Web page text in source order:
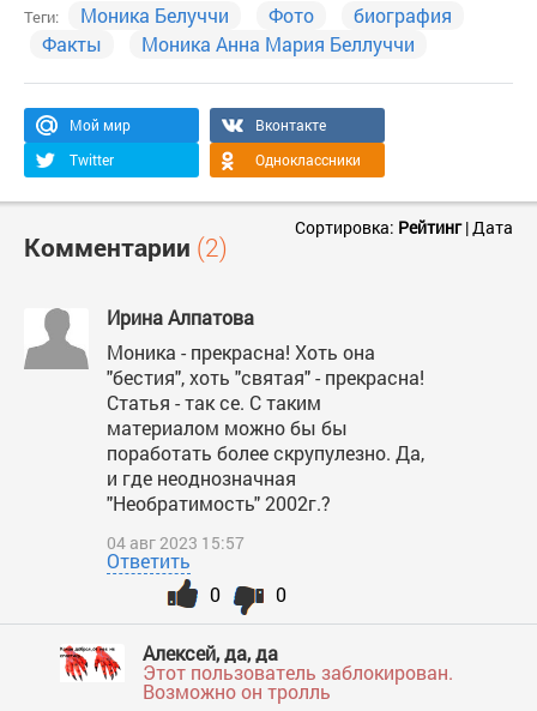
Теги: Моника Белуччи Фото
биография
Факты
Моника Анна Мария Беллуччи
Мой мир
Вконтакте
Twitter
Одноклассники
Комментарии (2)
Сортировка: Рейтинг|Дата
Ирина Алпатова
Моника - прекрасна! Хоть она
"бестия", хоть "святая" - прекрасна!
Статья - так се. С таким
материалом можно бы бы
поработать более скрупулезно. Да,
и где неоднозначная
"Необратимость" 2002г.?
04 авг 2023 15:57
Ответить
0
0
Алексей, да, да
Этот пользователь заблокирован.
Возможно он тролль